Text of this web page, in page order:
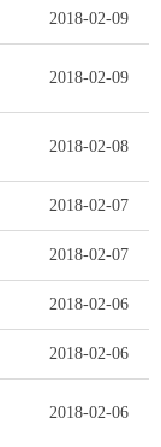
2018-02-09
2018-02-09
2018-02-08
2018-02-07
2018-02-07
2018-02-06
2018-02-06
2018-02-06